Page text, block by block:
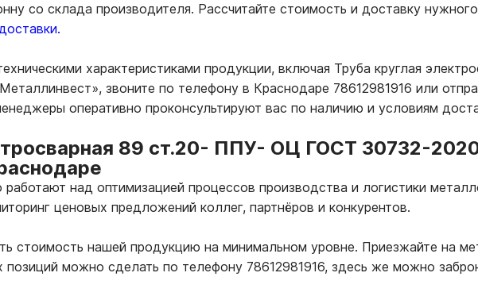
со склада производителя. Рассчитайте стоимость и доставку
характеристиками продукции, включая Труба круглая
звоните по телефону в Краснодаре 78612981916 или
оперативно проконсультируют вас по наличию и условиям
89 ст.20- ППУ- ОЦ ГОСТ 30732-
над оптимизацией процессов производства и логистики
ценовых предложений коллег, партнёров и конкурентов.
стоимость нашей продукцию на минимальном уровне. Приезжайте на
позиций можно сделать по телефону 78612981916, здесь же можно